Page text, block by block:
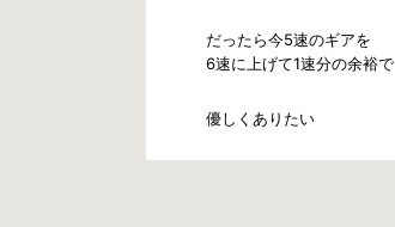
だったら今5速のギアを
6速に上げて1速分の余裕で
優しくありたい